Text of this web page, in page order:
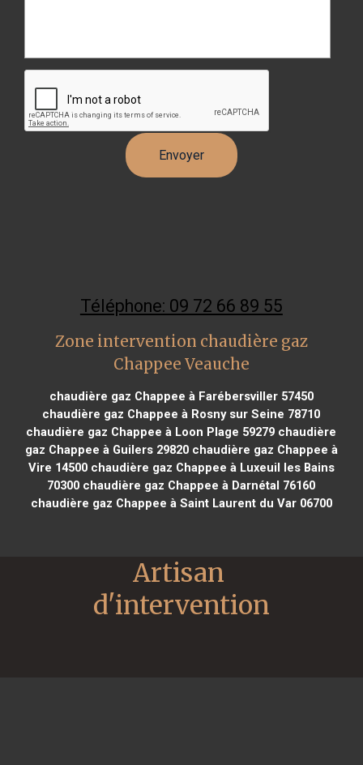
Téléphone: 09 72 66 89 55
Zone intervention chaudière gaz
Chappee Veauche
chaudière gaz Chappee à Farébersviller 57450
chaudière gaz Chappee à Rosny sur Seine 78710
chaudière gaz Chappee à Loon Plage 59279 chaudière
gaz Chappee à Guilers 29820chaudière gaz Chappee à
Vire 14500chaudière gaz Chappee à Luxeuil les Bains
70300 chaudière gaz Chappee à Darnétal 76160
chaudière gaz Chappee à Saint Laurent du Var 06700
Artisan
d'intervention